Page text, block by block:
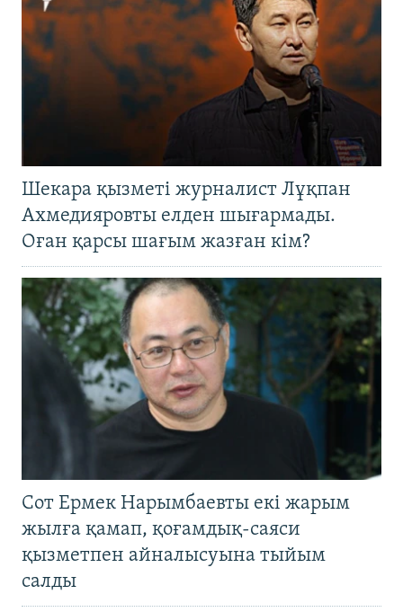
Шекара қызметі журналист Лұқпан
Ахмедияровты елден шығармады.
Оған қарсы шағым жазған кім?
Сот Ермек Нарымбаевты екі жарым
жылға қамап, қоғамдық-саяси
қызметпен айналысуына тыйым
салды